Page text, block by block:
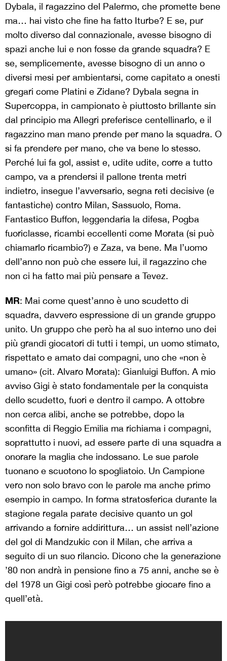
Dybala, il ragazzino del Palermo, che promette bene
ma… hai visto che fine ha fatto Iturbe? E se, pur
molto diverso dal connazionale, avesse bisogno di
spazi anche lui e non fosse da grande squadra? E
se, semplicemente, avesse bisogno di un anno o
diversi mesi per ambientarsi, come capitato a onesti
gregari come Platini e Zidane? Dybala segna in
Supercoppa, in campionato è piuttosto brillante sin
dal principio ma Allegri preferisce centellinarlo, e il
ragazzino man mano prende per mano la squadra. O
si fa prendere per mano, che va bene lo stesso.
Perché lui fa gol, assist e, udite udite, corre a tutto
campo, va a prendersi il pallone trenta metri
indietro, insegue l’avversario, segna reti decisive (e
fantastiche) contro Milan, Sassuolo, Roma.
Fantastico Buffon, leggendaria la difesa, Pogba
fuoriclasse, ricambi eccellenti come Morata (si può
chiamarlo ricambio?) e Zaza, va bene. Ma l’uomo
dell’anno non può che essere lui, il ragazzino che
non ci ha fatto mai più pensare a Tevez.
MR: Mai come quest’anno è uno scudetto di
squadra, davvero espressione di un grande gruppo
unito. Un gruppo che però ha al suo interno uno dei
più grandi giocatori di tutti i tempi, un uomo stimato,
rispettato e amato dai compagni, uno che «non è
umano» (cit. Alvaro Morata): Gianluigi Buffon. A mio
avviso Gigi è stato fondamentale per la conquista
dello scudetto, fuori e dentro il campo. A ottobre
non cerca alibi, anche se potrebbe, dopo la
sconfitta di Reggio Emilia ma richiama i compagni,
soprattutto i nuovi, ad essere parte di una squadra a
onorare la maglia che indossano. Le sue parole
tuonano e scuotono lo spogliatoio. Un Campione
vero non solo bravo con le parole ma anche primo
esempio in campo. In forma stratosferica durante la
stagione regala parate decisive quanto un gol
arrivando a fornire addirittura… un assist nell’azione
del gol di Mandzukic con il Milan, che arriva a
seguito di un suo rilancio. Dicono che la generazione
’80 non andrà in pensione fino a 75 anni, anche se è
del 1978 un Gigi così però potrebbe giocare fino a
quell’età.